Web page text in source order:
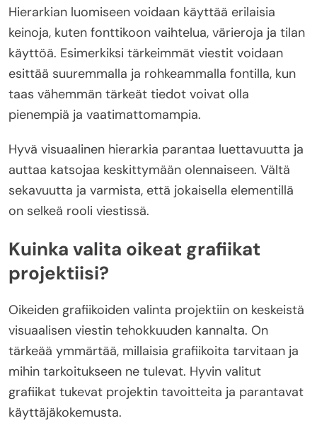
Hierarkian luomiseen voidaan käyttää erilaisia
keinoja, kuten fonttikoon vaihtelua, värieroja ja tilan
käyttöä. Esimerkiksi tärkeimmät viestit voidaan
esittää suuremmalla ja rohkeammalla fontilla, kun
taas vähemmän tärkeät tiedot voivat olla
pienempiä ja vaatimattomampia.
Hyvä visuaalinen hierarkia parantaa luettavuutta ja
auttaa katsojaa keskittymään olennaiseen. Vältä
sekavuutta ja varmista, että jokaisella elementillä
on selkeä rooli viestissä.
Kuinka valita oikeat grafiikat
projektiisi?
Oikeiden grafiikoiden valinta projektiin on keskeistä
visuaalisen viestin tehokkuuden kannalta. On
tärkeää ymmärtää, millaisia grafiikoita tarvitaan ja
mihin tarkoitukseen ne tulevat. Hyvin valitut
grafiikat tukevat projektin tavoitteita ja parantavat
käyttäjäkokemusta.